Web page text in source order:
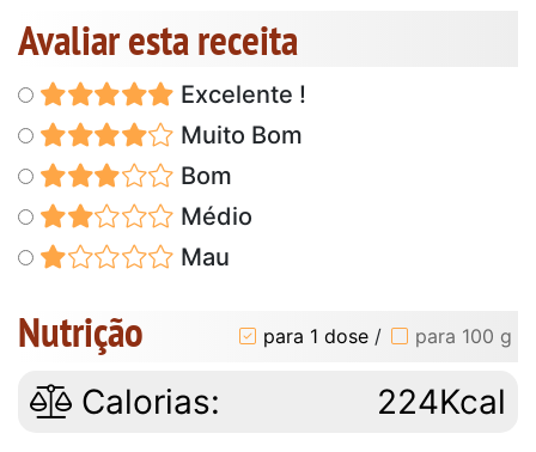
Avaliar esta receita
Excelente !
Muito Bom
Bom
Médio
Mau
Nutrição para 1 dose / para 100 g
Calorias: 224Kcal